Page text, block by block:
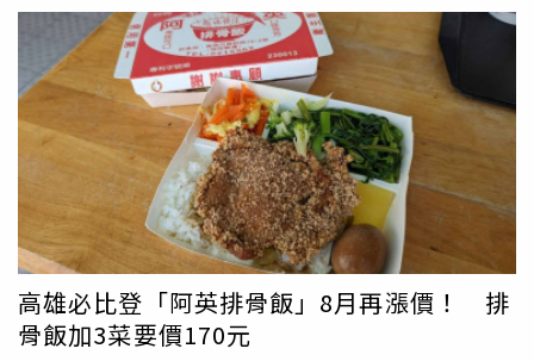
高雄必比登「阿英排骨飯」8月再漲價！ 排
骨飯加3菜要價170元